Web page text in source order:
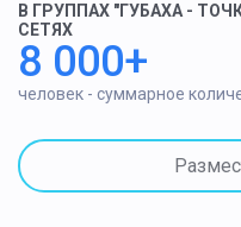
В ГРУППАХ "ГУБАХА -
СЕТЯХ
8 000+
человек - суммарное